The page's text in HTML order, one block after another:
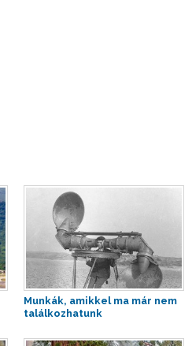
Munkák, amikkel ma már nem
találkozhatunk